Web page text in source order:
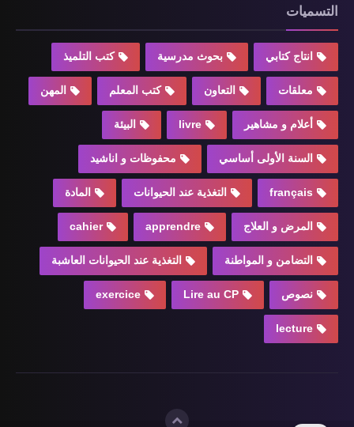
التسميات
انتاج كتابي بحوث مدرسية كتب التلميذ
معلقات التعاون كتب المعلم المهن
أعلام و مشاهير livre البيئة
السنة الأولى أساسي محفوظات و اناشيد
français التغذية عند الحيوانات المادة
المرض و العلاج apprendre
cahier
التضامن و المواطنة التغذية عند الحيوانات العاشبة
نصوص Lire au CP
exercice
lecture